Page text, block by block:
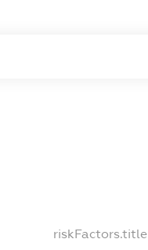
riskFactors.title